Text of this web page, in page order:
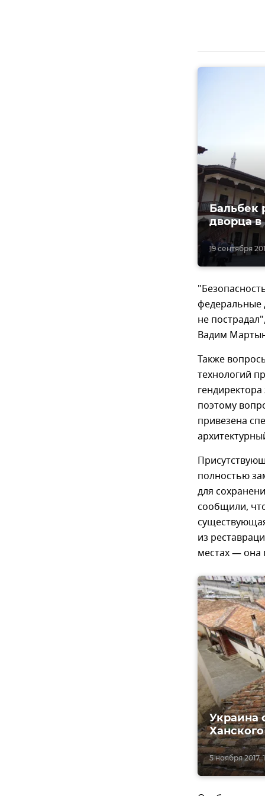
19 сентября
Бальбек
дворца в
федеральные
не
Вадим
Также
технологий
поэтому
привезена
полностью
для
сообщили,
из
местах — она
5 ноября 2017,
Украина